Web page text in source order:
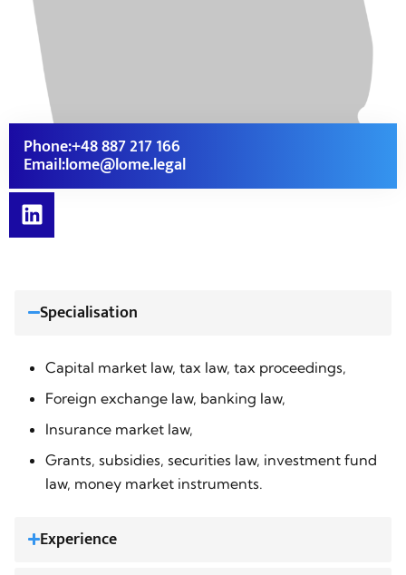
Phone:+48 887 217 166
Email:lome@lome.legal
Specialisation
Capital market law, tax law, tax proceedings,
Foreign exchange law, banking law,
Insurance market law,
Grants, subsidies, securities law, investment fund
law, money market instruments.
Experience